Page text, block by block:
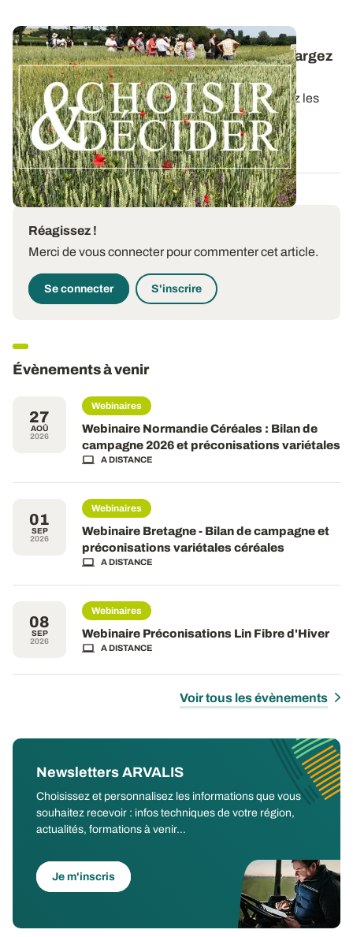
Céréales à paille conduites en bio : téléchargez
la synthèse des essais 2025
Dans ce nouveau guide Choisir & Décider, retrouvez les
résultats des essais du réseau...
09 DÉC. 2025
Réagissez !
Merci de vous connecter pour commenter cet article.
Se connecter S'inscrire
Évènements à venir
27
AOÛ
2026
Webinaires
Webinaire Normandie Céréales : Bilan de
campagne 2026 et préconisations variétales
A DISTANCE
01
SEP
2026
Webinaires
Webinaire Bretagne - Bilan de campagne et
préconisations variétales céréales
A DISTANCE
08
SEP
2026
Webinaires
Webinaire Préconisations Lin Fibre d'Hiver
A DISTANCE
Voir tous les évènements
Newsletters ARVALIS
Choisissez et personnalisez les informations que vous
souhaitez recevoir : infos techniques de votre région,
actualités, formations à venir...
Je m'inscris